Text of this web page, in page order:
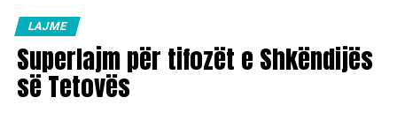
LAJME
Superlajm për tifozët e Shkëndijës
së Tetovës